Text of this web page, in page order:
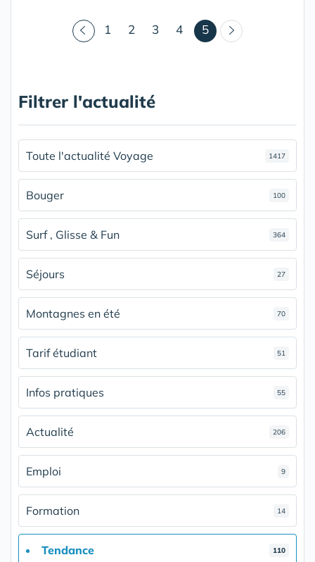
1 2 3 4 5(courant)
Filtrer l'actualité
Toute l'actualité Voyage 1417
Bouger 100
Surf , Glisse & Fun 364
Séjours 27
Montagnes en été 70
Tarif étudiant 51
Infos pratiques 55
Actualité 206
Emploi 9
Formation 14
Tendance 110